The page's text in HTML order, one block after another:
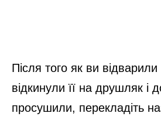
Після того як ви
відкинули її на друшляк і
просушили, перекладіть